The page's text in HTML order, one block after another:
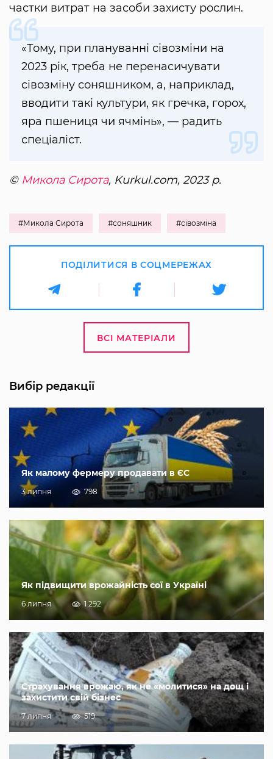
частки витрат на засоби захисту рослин.
«Тому, при плануванні сівозміни на
2023 рік, треба не перенасичувати
сівозміну соняшником, а, наприклад,
вводити такі культури, як гречка, горох,
яра пшениця чи ячмінь», — радить
спеціаліст.
© Микола Сирота, Kurkul.com, 2023 р.
#Микола Сирота #соняшник #сівозміна
ПОДІЛИТИСЯ В СОЦМЕРЕЖАХ
ВСІ МАТЕРІАЛИ
Вибір редакції
Як малому фермеру продавати в ЄС
3 липня 798
Як підвищити врожайність сої в Україні
6 липня 1 292
Страхування врожаю, як не «молитися» на дощ і
захистити свій бізнес
7 липня 519